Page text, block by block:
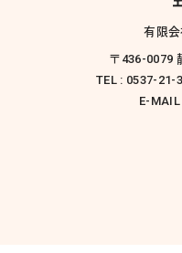
有限
〒436-0079
TEL : 0537-21-
E-